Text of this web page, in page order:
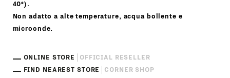
40°).
Non adatto a alte temperature, acqua bollente e
microonde.
ONLINE STORE
OFFICIAL RESELLER
FIND NEAREST STORE
CORNER SHOP